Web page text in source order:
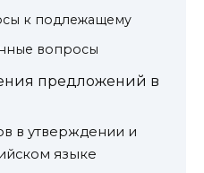
к подлежащему
вопросы
предложений в
в утверждении и
языке